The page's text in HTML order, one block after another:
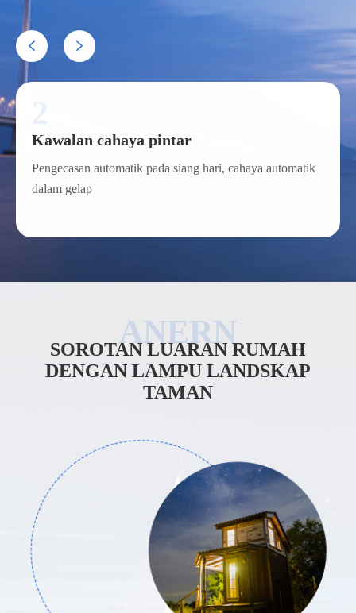
 
Kawalan cahaya pintar
Pengecasan automatik pada siang hari, cahaya automatik
dalam gelap
SOROTAN LUARAN RUMAH
DENGAN LAMPU LANDSKAP
TAMAN